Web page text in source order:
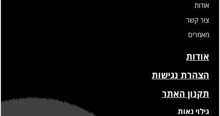
אודות
צור קשר
מאמרים
אודות
הצהרת נגישות
תקנון האתר
גילוי נאות